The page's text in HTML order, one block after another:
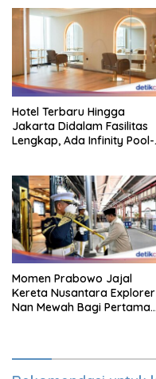
Hotel Terbaru Hingga
Jakarta Didalam Fasilitas
Lengkap, Ada Infinity Pool-
Momen Prabowo Jajal
Kereta Nusantara Explorer
Nan Mewah Bagi Pertama